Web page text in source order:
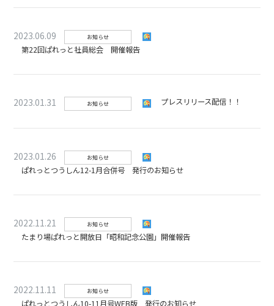
2023.06.09 お知らせ
第22回ぱれっと社員総会 開催報告
2023.01.31 お知らせ プレスリリース配信！！
2023.01.26 お知らせ
ぱれっとつうしん12-1月合併号 発行のお知らせ
2022.11.21 お知らせ
たまり場ぱれっと開放日「昭和記念公園」開催報告
2022.11.11 お知らせ
ぱれっとつうしん10-11月号WEB版 発行のお知らせ